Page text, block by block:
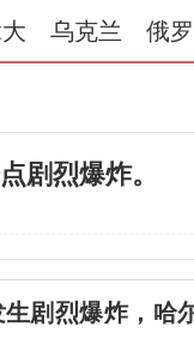
乌克兰 俄
剧烈爆炸。
剧烈爆炸，哈